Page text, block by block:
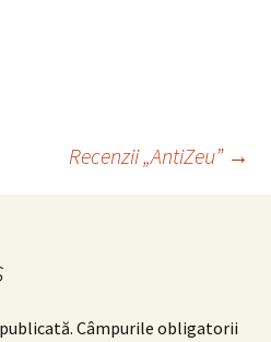
Recenzii „AntiZeu” →
Câmpurile obligatorii